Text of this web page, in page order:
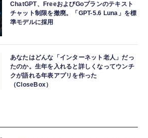
ChatGPT、FreeおよびGoプランのテキスト
チャット制限を撤廃。「GPT-5.6 Luna」を標
準モデルに採用
あなたはどんな「インターネット老人」だっ
たのか。生年を入れると詳しくなってウンチ
クが語れる年表アプリを作った
（CloseBox）